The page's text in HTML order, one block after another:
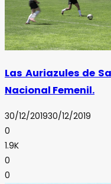
Las Auriazules de
Nacional Femenil.
30/12/201930/12/2019
0
1.9K
0
0